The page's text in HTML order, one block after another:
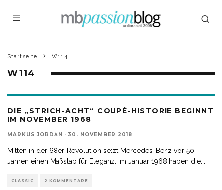
Startseite W114
W114
DIE „STRICH-ACHT“ COUPÉ-HISTORIE BEGINNT
IM NOVEMBER 1968
MARKUS JORDAN · 30. NOVEMBER 2018
Mitten in der 68er-Revolution setzt Mercedes-Benz vor 50
Jahren einen Maßstab für Eleganz: Im Januar 1968 haben die
CLASSIC 2 KOMMENTARE